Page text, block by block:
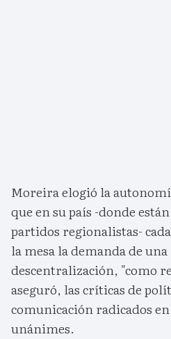
Moreira elogió la
que en su país -donde
partidos regionalistas-
la mesa la demanda de
descentralización, "como
aseguró, las críticas de
comunicación radicados
unánimes.